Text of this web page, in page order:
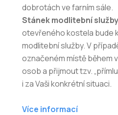
dobrotách ve farním sále.
Stánek modlitební služby
otevřeného kostela bude
modlitební služby. V
označeném místě během
osob a přijmout tzv.
i za Vaši konkrétní situaci.
Více informací